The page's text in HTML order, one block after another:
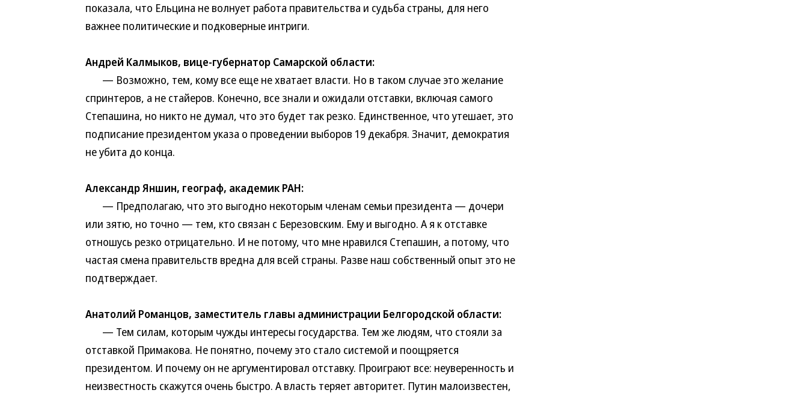
показала, что Ельцина не волнует работа правительства и судьба страны, для него
важнее политические и подковерные интриги.
Андрей Калмыков, вице-губернатор Самарской области:
— Возможно, тем, кому все еще не хватает власти. Но в таком случае это желание
спринтеров, а не стайеров. Конечно, все знали и ожидали отставки, включая самого
Степашина, но никто не думал, что это будет так резко. Единственное, что утешает, это
подписание президентом указа о проведении выборов 19 декабря. Значит, демократия
не убита до конца.
Александр Яншин, географ, академик РАН:
— Предполагаю, что это выгодно некоторым членам семьи президента — дочери
или зятю, но точно — тем, кто связан с Березовским. Ему и выгодно. А я к отставке
отношусь резко отрицательно. И не потому, что мне нравился Степашин, а потому, что
частая смена правительств вредна для всей страны. Разве наш собственный опыт это не
подтверждает.
Анатолий Романцов, заместитель главы администрации Белгородской области:
— Тем силам, которым чужды интересы государства. Тем же людям, что стояли за
отставкой Примакова. Не понятно, почему это стало системой и поощряется
президентом. И почему он не аргументировал отставку. Проиграют все: неуверенность и
неизвестность скажутся очень быстро. А власть теряет авторитет. Путин малоизвестен,